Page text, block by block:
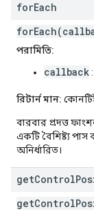
forEach
পরামিতি:
callback:
রিটার্ন মান:
বারবার প্রদত্ত
একটি বৈশিষ্ট্য পাস
অনির্ধারিত।
getControl